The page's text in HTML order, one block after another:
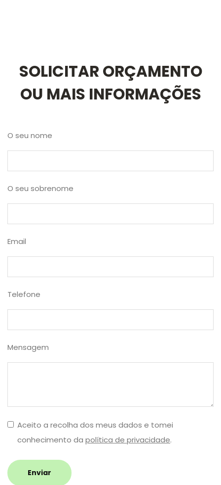
SOLICITAR ORÇAMENTO
OU MAIS INFORMAÇÕES
O seu nome
O seu sobrenome
Email
Telefone
Mensagem
Aceito a recolha dos meus dados e tomei
conhecimento da política de privacidade.
Enviar